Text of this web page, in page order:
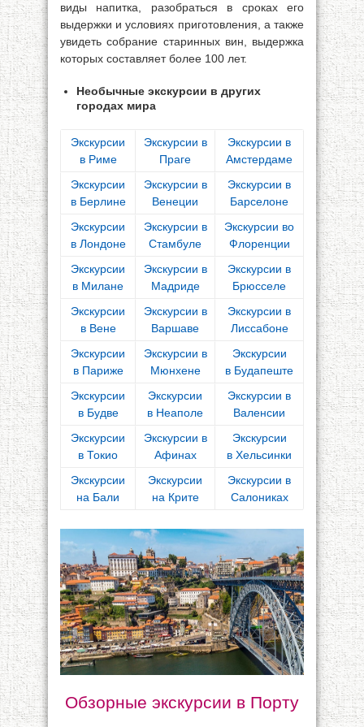
виды напитка, разобраться в сроках его
выдержки и условиях приготовления, а также
увидеть собрание старинных вин, выдержка
которых составляет более 100 лет.
Необычные экскурсии в других
городах мира
Экскурсии
в Риме
Экскурсии в
Праге
Экскурсии в
Амстердаме
Экскурсии
в Берлине
Экскурсии в
Венеции
Экскурсии в
Барселоне
Экскурсии
в Лондоне
Экскурсии в
Стамбуле
Экскурсии во
Флоренции
Экскурсии
в Милане
Экскурсии в
Мадриде
Экскурсии в
Брюсселе
Экскурсии
в Вене
Экскурсии в
Варшаве
Экскурсии в
Лиссабоне
Экскурсии
в Париже
Экскурсии в
Мюнхене
Экскурсии
в Будапеште
Экскурсии
в Будве
Экскурсии
в Неаполе
Экскурсии в
Валенсии
Экскурсии
в Токио
Экскурсии в
Афинах
Экскурсии
в Хельсинки
Экскурсии
на Бали
Экскурсии
на Крите
Экскурсии в
Салониках
Обзорные экскурсии в Порту